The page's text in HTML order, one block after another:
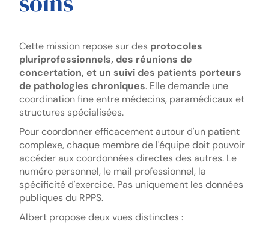
Cette mission repose sur des protocoles
pluriprofessionnels, des réunions de
concertation, et un suivi des patients porteurs
de pathologies chroniques. Elle demande une
coordination fine entre médecins, paramédicaux et
structures spécialisées.
Pour coordonner efficacement autour d'un patient
complexe, chaque membre de l'équipe doit pouvoir
accéder aux coordonnées directes des autres. Le
numéro personnel, le mail professionnel, la
spécificité d'exercice. Pas uniquement les données
publiques du RPPS.
Albert propose deux vues distinctes :